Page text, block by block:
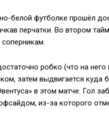
белой футболке прошёл
перчатки. Во втором
робко (что на
затем выдвигается куда
в этом матче. Гол
из-за которого